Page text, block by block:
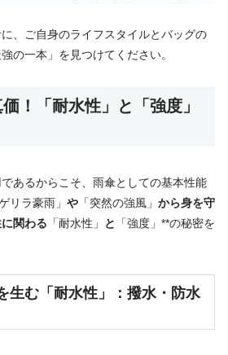
、ご自身のライフスタイルとバッグの
の一本」を見つけてください。
！「耐水性」と「強度」
あるからこそ、雨傘としての基本性能
リラ豪雨」 や 「突然の強風」 から身を守
関わる 「耐水性」 と
「強度」**の秘密を
生む「耐水性」：撥水・防水